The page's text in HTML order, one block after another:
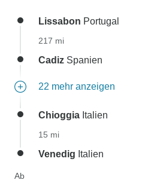
Lissabon Portugal
217 mi
Cadiz Spanien
22 mehr anzeigen
Chioggia Italien
15 mi
Venedig Italien
Ab